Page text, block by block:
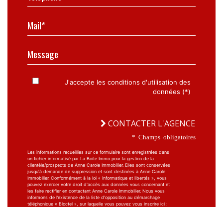
Mail*
Message
J'accepte les conditions d'utilisation des
données (*)
CONTACTER L'AGENCE
* Champs obligatoires
Les informations recueillies sur ce formulaire sont enregistrées dans
un fichier informatisé par La Boite Immo pour la gestion de la
clientèle/prospects de Anne Carole Immobilier. Elles sont conservées
jusqu'à demande de suppression et sont destinées à Anne Carole
Immobilier. Conformément à la loi « informatique et libertés », vous
pouvez exercer votre droit d'accès aux données vous concernant et
les faire rectifier en contactant Anne Carole Immobilier. Nous vous
informons de l’existence de la liste d'opposition au démarchage
téléphonique « Bloctel », sur laquelle vous pouvez vous inscrire ici :